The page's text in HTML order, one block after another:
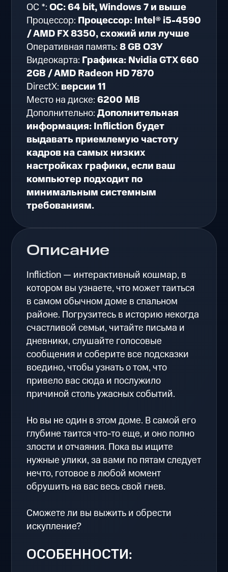
Описание
Infliction — интерактивный кошмар, в
котором вы узнаете, что может таиться
в самом обычном доме в спальном
районе. Погрузитесь в историю некогда
счастливой семьи, читайте письма и
дневники, слушайте голосовые
сообщения и соберите все подсказки
воедино, чтобы узнать о том, что
привело вас сюда и послужило
причиной столь ужасных событий.
Но вы не один в этом доме. В самой его
глубине таится что-то еще, и оно полно
злости и отчаяния. Пока вы ищите
нужные улики, за вами по пятам следует
нечто, готовое в любой момент
обрушить на вас весь свой гнев.
Сможете ли вы выжить и обрести
искупление?
ОСОБЕННОСТИ:
ОС *:ОС: 64 bit, Windows 7 и выше
Процессор: Процессор: Intel® i5-4590
/ AMD FX 8350, схожий или лучше
Оперативная память:8 GB ОЗУ
Видеокарта: Графика: Nvidia GTX 660
2GB / AMD Radeon HD 7870
DirectX: версии 11
Место на диске:6200 MB
Дополнительно:Дополнительная
информация: Infliction будет
выдавать приемлемую частоту
кадров на самых низких
настройках графики, если ваш
компьютер подходит по
минимальным системным
требованиям.